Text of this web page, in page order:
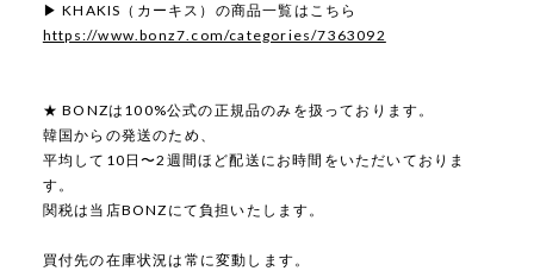
▶ KHAKIS（カーキス）の商品一覧はこちら
https://www.bonz7.com/categories/7363092
★ BONZは100%公式の正規品のみを扱っております。
韓国からの発送のため、
平均して10日〜2週間ほど配送にお時間をいただいておりま
す。
関税は当店BONZにて負担いたします。
買付先の在庫状況は常に変動します。